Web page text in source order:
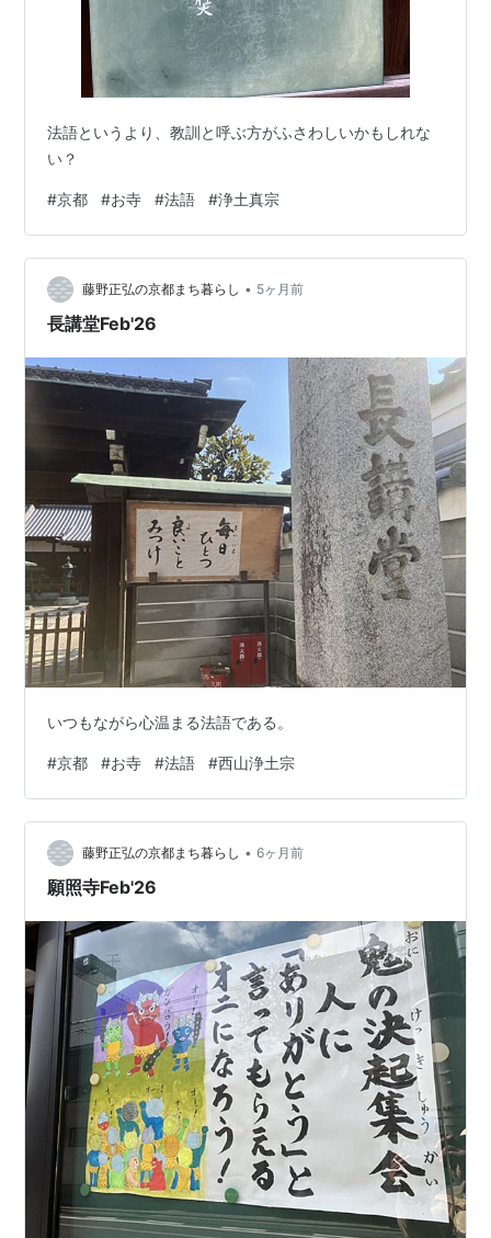
法語というより、教訓と呼ぶ方がふさわしいかもしれな
い？
#京都 #お寺 #法語 #浄土真宗
藤野正弘の京都まち暮らし • 5ヶ月前
長講堂Feb'26
いつもながら心温まる法語である。
#京都 #お寺 #法語 #西山浄土宗
藤野正弘の京都まち暮らし • 6ヶ月前
願照寺Feb'26